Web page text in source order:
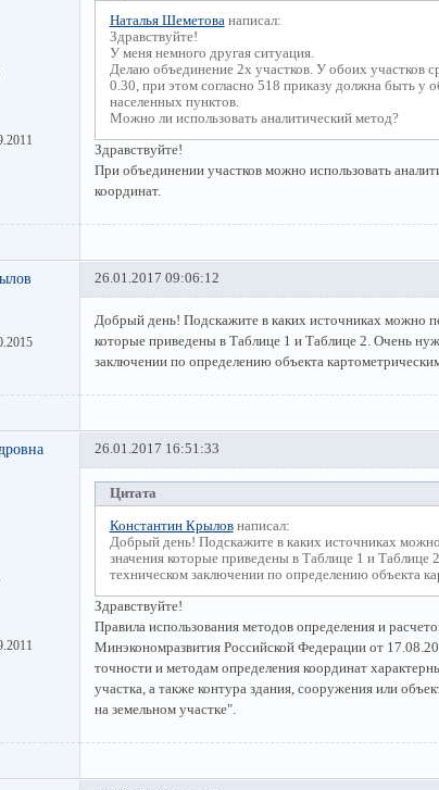
Наталья Шеметованаписал:
Здравствуйте!
У меня немного другая ситуация.
Делаю объединение 2х участков. У обоих участков
0.30, при этом согласно 518 приказу должна быть у
населенных пунктов.
Можно ли использовать аналитический метод?
Здравствуйте!
При объединении участков можно использовать
координат.
26.01.2017 09:06:12
Добрый день! Подскажите в каких источниках можно
которые приведены в Таблице 1 и Таблице 2. Очень
заключении по определению объекта
26.01.2017 16:51:33
Цитата
Константин Крыловнаписал:
Добрый день! Подскажите в каких источниках
значения которые приведены в Таблице 1 и Таблице
техническом заключении по определению объекта
Здравствуйте!
Правила использования методов определения и
Минэкономразвития Российской Федерации от
точности и методам определения координат
участка, а также контура здания, сооружения или
на земельном участке".